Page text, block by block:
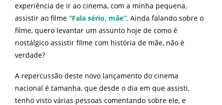
experiência de ir ao cinema, com a minha pequena,
assistir ao filme “Fala sério, mãe”. Ainda falando sobre o
filme, quero levantar um assunto hoje de como é
nostálgico assistir filme com história de mãe, não é
verdade?
A repercussão deste novo lançamento do cinema
nacional é tamanha, que desde o dia em que assisti,
tenho visto várias pessoas comentando sobre ele, e